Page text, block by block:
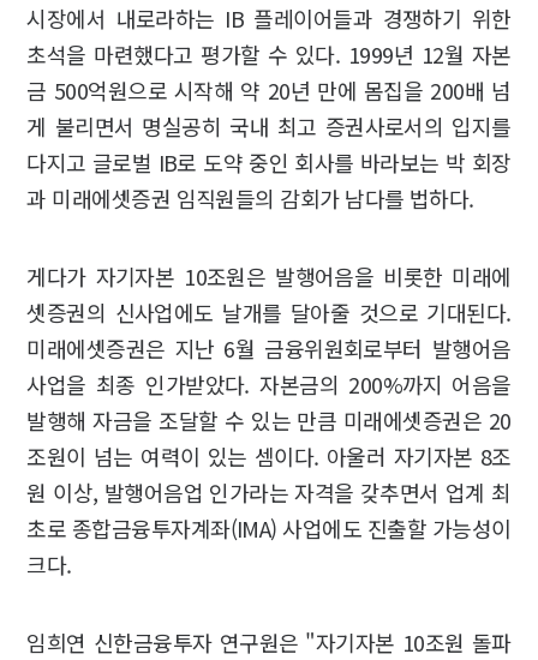
시장에서 내로라하는 IB 플레이어들과 경쟁하기 위한
초석을 마련했다고 평가할 수 있다. 1999년 12월 자본
금 500억원으로 시작해 약 20년 만에 몸집을 200배 넘
게 불리면서 명실공히 국내 최고 증권사로서의 입지를
다지고 글로벌 IB로 도약 중인 회사를 바라보는 박 회장
과 미래에셋증권 임직원들의 감회가 남다를 법하다.
게다가 자기자본 10조원은 발행어음을 비롯한 미래에
셋증권의 신사업에도 날개를 달아줄 것으로 기대된다.
미래에셋증권은 지난 6월 금융위원회로부터 발행어음
사업을 최종 인가받았다. 자본금의 200%까지 어음을
발행해 자금을 조달할 수 있는 만큼 미래에셋증권은 20
조원이 넘는 여력이 있는 셈이다. 아울러 자기자본 8조
원 이상, 발행어음업 인가라는 자격을 갖추면서 업계 최
초로 종합금융투자계좌(IMA) 사업에도 진출할 가능성이
크다.
임희연 신한금융투자 연구원은 "자기자본 10조원 돌파